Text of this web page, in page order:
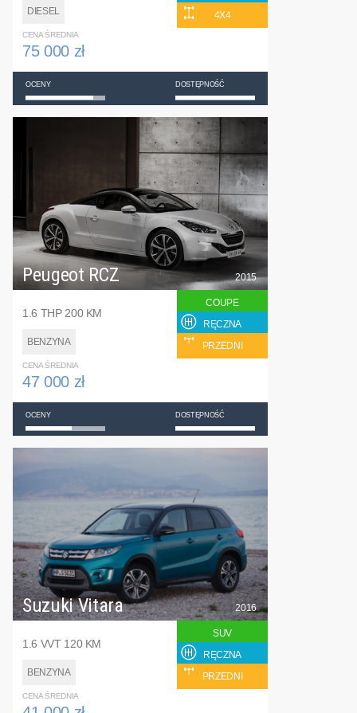
DIESEL
4X4
CENA ŚREDNIA
75 000 zł
OCENY DOSTĘPNOŚĆ
Peugeot RCZ
1.6 THP 200 KM
BENZYNA
2015
COUPE
RĘCZNA
PRZEDNI
CENA ŚREDNIA
47 000 zł
OCENY DOSTĘPNOŚĆ
Suzuki Vitara
1.6 VVT 120 KM
BENZYNA
2016
SUV
RĘCZNA
PRZEDNI
CENA ŚREDNIA